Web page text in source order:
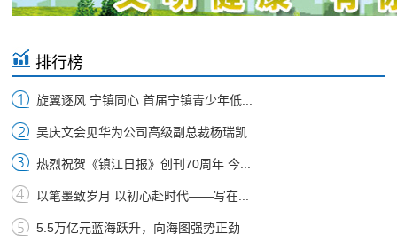
排行榜
旋翼逐风 宁镇同心 首届宁镇青少年低...
吴庆文会见华为公司高级副总裁杨瑞凯
热烈祝贺《镇江日报》创刊70周年 今...
以笔墨致岁月 以初心赴时代——写在...
5.5万亿元蓝海跃升，向海图强势正劲